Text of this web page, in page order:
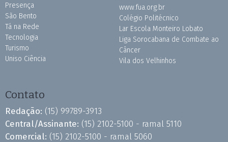
Presença
São Bento
Tá na Rede
Tecnologia
Turismo
Uniso Ciência
www.fua.org.br
Colégio Politécnico
Lar Escola Monteiro Lobato
Liga Sorocabana de Combate ao
Câncer
Vila dos Velhinhos
Contato
Redação: (15) 99789-3913
Central/Assinante: (15) 2102-5100 - ramal 5110
Comercial: (15) 2102-5100 - ramal 5060